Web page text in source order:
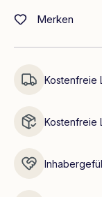
Merken
Kostenfreie
Kostenfreie